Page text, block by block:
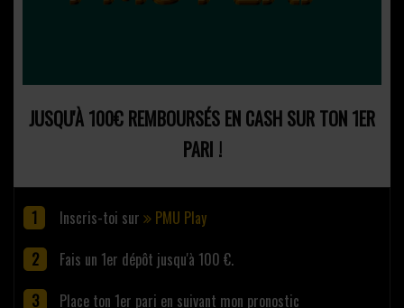
JUSQU'À 100€ REMBOURSÉS EN CASH SUR TON 1ER
PARI !
Inscris-toi sur
PMU Play
Fais un 1er dépôt jusqu'à 100 €.
Place ton 1er pari en suivant mon pronostic